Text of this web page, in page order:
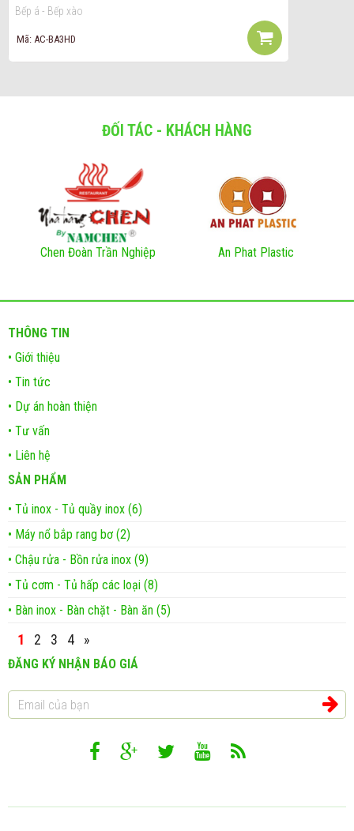
Bếp á - Bếp xào
Mã: AC-BA3HD
ĐỐI TÁC - KHÁCH HÀNG
Chen Đoàn Trần Nghiệp An Phat Plastic
THÔNG TIN
• Giới thiệu
• Tin tức
• Dự án hoàn thiện
• Tư vấn
• Liên hệ
SẢN PHẨM
• Tủ inox - Tủ quầy inox (6)
• Máy nổ bắp rang bơ (2)
• Chậu rửa - Bồn rửa inox (9)
• Tủ cơm - Tủ hấp các loại (8)
• Bàn inox - Bàn chặt - Bàn ăn (5)
1 2 3 4 »
ĐĂNG KÝ NHẬN BÁO GIÁ